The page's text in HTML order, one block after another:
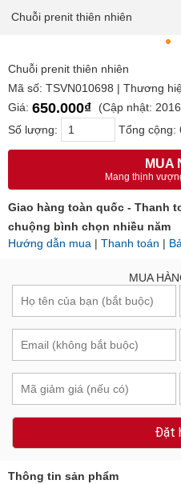
Chuỗi prenit thiên nhiên
Chuỗi prenit thiên nhiên
Mã số: TSVN010698 | Thương
Giá: 650.000₫
(Cập nhật:
Số lượng:
Tổng cộng:
MUA
Mang thịnh
Giao hàng toàn quốc - Thanh
chuộng bình chọn nhiều năm
Hướng dẫn mua | Thanh toán |
MUA
Đặt
Thông tin sản phẩm